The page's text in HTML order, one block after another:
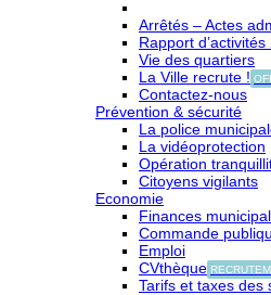
Arrêtés – Actes
Rapport d’activités
Vie des quartiers
La Ville recrute !
Contactez-nous
Prévention & sécurité
La police
La vidéoprotection
Opération
Citoyens vigilants
Economie
Finances
Commande
Emploi
CVthèque
Tarifs et taxes des